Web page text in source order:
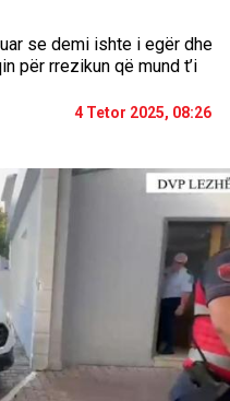
se demi ishte i egër dhe
për rrezikun që mund t’i
4 Tetor 2025, 08:26